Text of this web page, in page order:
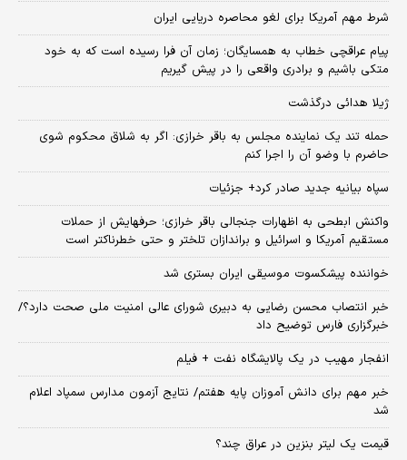
شرط مهم آمریکا برای لغو محاصره دریایی ایران
پیام عراقچی خطاب به همسایگان؛ زمان آن فرا رسیده است که به خود
متکی باشیم و برادری واقعی را در پیش گیریم
ژیلا هدائی درگذشت
حمله تند یک نماینده مجلس به باقر خرازی: اگر به شلاق محکوم شوی
حاضرم با وضو آن را اجرا کنم
سپاه بیانیه جدید صادر کرد+ جزئیات
واکنش ابطحی به اظهارات جنجالی باقر خرازی؛ حرفهایش از حملات
مستقیم آمریکا و اسرائیل و براندازان تلختر و حتی خطرناکتر است
خواننده پیشکسوت موسیقی ایران بستری شد
خبر انتصاب محسن رضایی به دبیری شورای عالی امنیت ملی صحت دارد؟/
خبرگزاری فارس توضیح داد
انفجار مهیب در یک پالایشگاه نفت + فیلم
خبر مهم برای دانش آموزان پایه هفتم/ نتایج آزمون مدارس سمپاد اعلام
شد
قیمت یک لیتر بنزین در عراق چند؟